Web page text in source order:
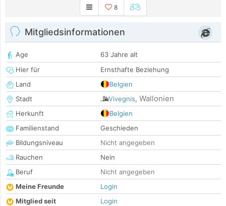
8
Mitgliedsinformationen
Age
63 Jahre alt
Hier für
Ernsthafte Beziehung
Land
Belgien
Stadt
Vivegnis, Wallonien
Herkunft
Belgien
Familienstand
Geschieden
Bildungsniveau
Nicht angegeben
Rauchen
Nein
Beruf
Nicht angegeben
Meine Freunde
Login
Mitglied seit
Login